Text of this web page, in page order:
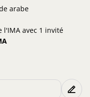
arabe
l'IMA avec 1 invité